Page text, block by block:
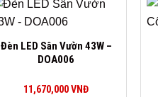
Đèn LED Sân Vườn 43W –
DOA006
11,670,000VNĐ